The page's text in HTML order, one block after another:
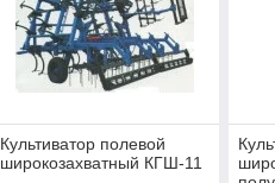
Культиватор полевой
широкозахватный КГШ-11